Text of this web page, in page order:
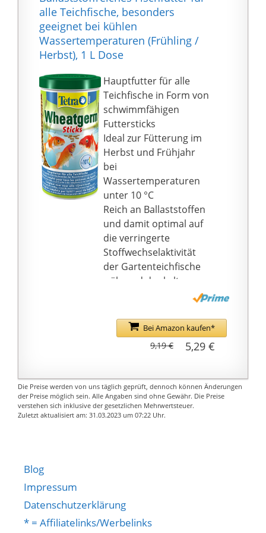
Futterautomat über
dem Wasserspiegel
angebracht ist, um das
Fischfutter trocken zu
Drehung des Ständers
des digitalen
Fischfutters können Sie
ihn nach der
Installation in die
gewünschte Position
bringen.
Der Sneta fische
futterautomat besteht
aus ABS-Kunststoff, ist
langlebig, ungiftig,
sicher für die Lagerung
von Futtermitteln und
bietet ein
hervorragendes
Nutzungserlebnis. Für
wenden Sie sich bitte
direkt an den
Kundendienst. Wir
innerhalb von 24
Stunden beantworten
Hinweis: Bitte folgen Sie
alle Teichfische, besonders
geeignet bei kühlen
Wassertemperaturen (Frühling /
Herbst), 1 L Dose
Hauptfutter für alle
Teichfische in Form von
schwimmfähigen
Futtersticks
Ideal zur Fütterung im
Herbst und Frühjahr
bei
Wassertemperaturen
unter 10 °C
Reich an Ballaststoffen
und damit optimal auf
die verringerte
Stoffwechselaktivität
der Gartenteichfische
während der kalten
Energie-Zufuhr im
Herbst und Frühjahr
Reich an Ballaststoffen
hohe Verdaulichkeit
sorgen für eine
verbesserte
Sonnenlicht, Luft und
Feuchtigkeit. So werden
Bei Amazon kaufen*
5,29 €
9,19 €
Die Preise werden von uns täglich geprüft, dennoch können Änderungen
der Preise möglich sein. Alle Angaben sind ohne Gewähr. Die Preise
verstehen sich inklusive der gesetzlichen Mehrwertsteuer.
Zuletzt aktualisiert am: 31.03.2023 um 07:22 Uhr.
Blog
Impressum
Datenschutzerklärung
* = Affiliatelinks/Werbelinks